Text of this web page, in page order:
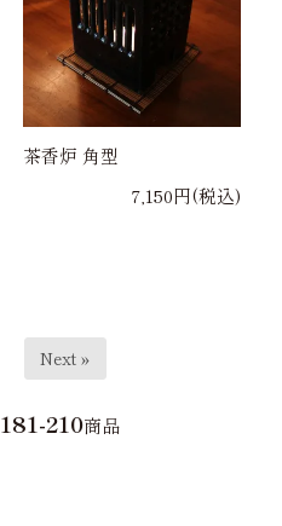
茶香炉 角型
7,150円(税込)
Next »
181-210商品